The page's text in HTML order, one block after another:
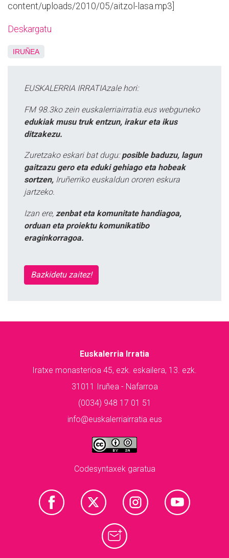
content/uploads/2010/05/aitzol-lasa.mp3]
Deskargatu
IRUÑEA
EUSKALERRIA IRRATIAzale hori:
FM 98.3ko zein euskalerriairratia.eus webguneko
edukiak musu truk entzun, irakur eta ikus
ditzakezu.
Zuretzako eskari bat dugu: posible baduzu, lagun
gaitzazu gero eta eduki gehiago eta hobeak
sortzen, Iruñerriko euskaldun ororen eskura
jartzeko.
Izan ere, zenbat eta komunitate handiagoa,
orduan eta proiektu komunikatibo
eraginkorragoa.
Bazkidetu zaitez!
Euskalerria Irratia
Iratxe monasterioa 45, ezk. eskailera, 13. ezk.
31011 Iruñea - Nafarroa
(0034) 948 17 01 51
info@euskalerriairratia.eus
Codesyntaxek garatua